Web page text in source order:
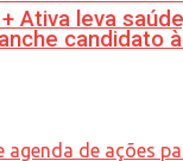
Ativa leva
candidato